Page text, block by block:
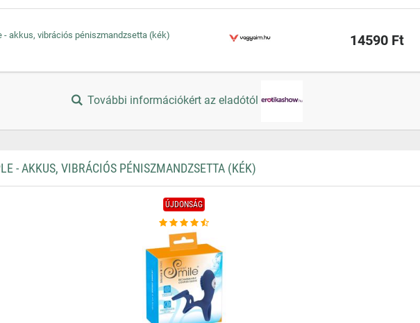
- akkus, vibrációs péniszmandzsetta (kék) 14590 Ft
További információkért az eladótól
- AKKUS, VIBRÁCIÓS PÉNISZMANDZSETTA (KÉK)
ÚJDONSÁG